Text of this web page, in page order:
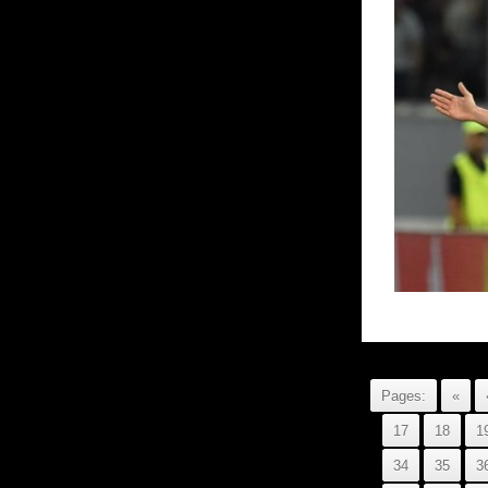
Pages: «
17 18
34 35